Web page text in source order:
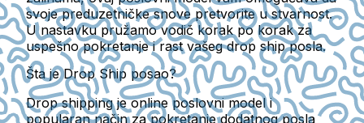
svoje preduzetničke snove pretvorite u stvarnost.
U nastavku pružamo vodič korak po korak za
uspešno pokretanje i rast vašeg drop ship posla.
Šta je Drop Ship posao?
Drop shipping je online poslovni model i
popularan način za pokretanje dodatnog posla